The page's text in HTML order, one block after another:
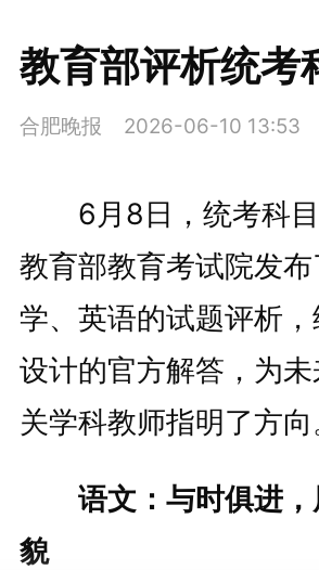
教育部评析统考
合肥晚报 2026-06-10 13:53
6月8日，统考科目
教育部教育考试院发
学、英语的试题评析
设计的官方解答，为
关学科教师指明了方向
语文：与时俱进，
貌